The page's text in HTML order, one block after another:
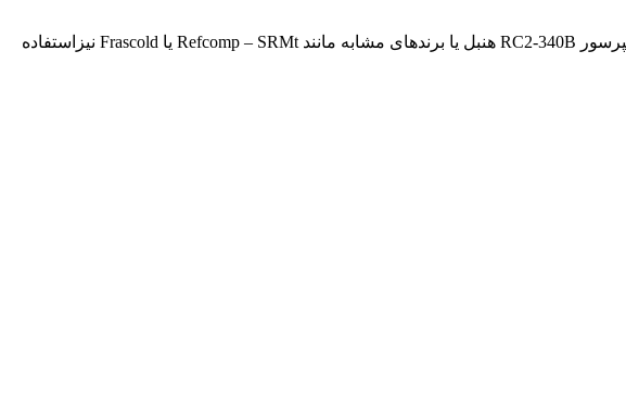
کمپرسور استفاده شده در این چیلر از نوع اسکرو و مارک بیتزر است. در صورت درخواست یا نیاز پروژه می توانید از کمپرسور RC2-340B هنبل یا برندهای مشابه مانند Refcomp – SRMt یا Frascold نیزاستفاده